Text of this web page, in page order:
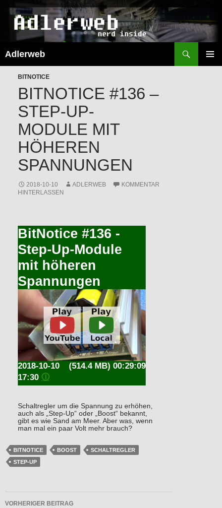
Adlerweb
SPRINGEN
BITNOTICE
BITNOTICE #136 –
STEP-UP-
MODULE MIT
HÖHEREN
SPANNUNGEN
2018-10-10 ADLERWEB
KOMMENTAR
HINTERLASSEN
BitNotice #136 -
Step-Up-Module
mit höheren
Spannungen
(514.4 MB) 00:29:09
2018-10-10
17:30 🛈
Schaltregler um die Spannung zu erhöhen,
auch als „Step-Up“ oder „Boost“ bekannt,
gibt es wie Sand am Meer. Aber was, wenn
man mal ein paar Volt mehr brauch?
BITNOTICE BOOST
SCHALTREGLER
STEP-UP
Beitragsnavigation
VORHERIGER BEITRAG